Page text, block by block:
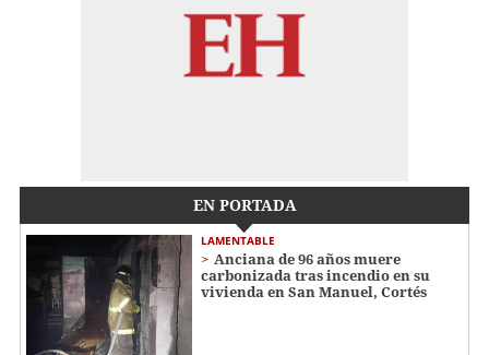
EN PORTADA
LAMENTABLE
Anciana de 96 años muere
carbonizada tras incendio en su
vivienda en San Manuel, Cortés